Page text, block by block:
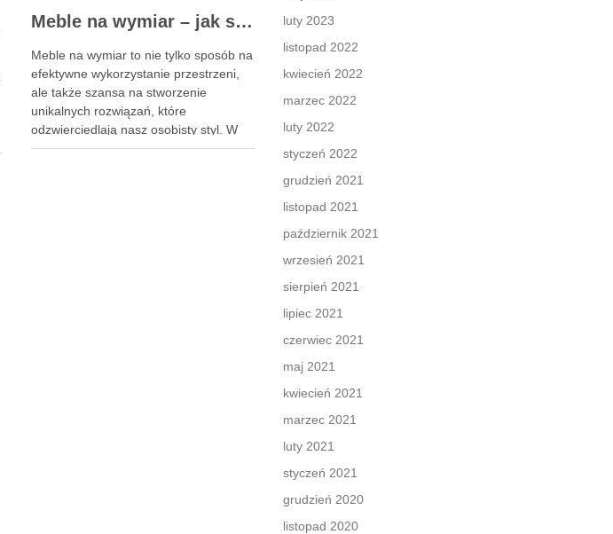
Meble na wymiar – jak stworzyć idealne wnętrze zgodne z Twoimi potrzebami?
Meble na wymiar to nie tylko sposób na
efektywne wykorzystanie przestrzeni,
ale także szansa na stworzenie
unikalnych rozwiązań, które
odzwierciedlają nasz osobisty styl. W
dobie, gdy standardowe meble często
luty 2023
listopad 2022
kwiecień 2022
marzec 2022
luty 2022
styczeń 2022
grudzień 2021
listopad 2021
październik 2021
wrzesień 2021
sierpień 2021
lipiec 2021
czerwiec 2021
maj 2021
kwiecień 2021
marzec 2021
luty 2021
styczeń 2021
grudzień 2020
listopad 2020